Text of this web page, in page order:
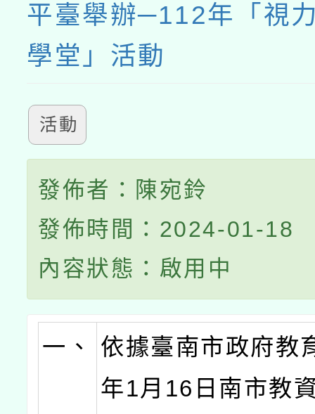
平臺舉辦─112年「視
學堂」活動
活動
發佈者：陳宛鈴
發佈時間：2024-01-18
內容狀態：啟用中
一、
依據臺南市政府教
年1月16日南市教